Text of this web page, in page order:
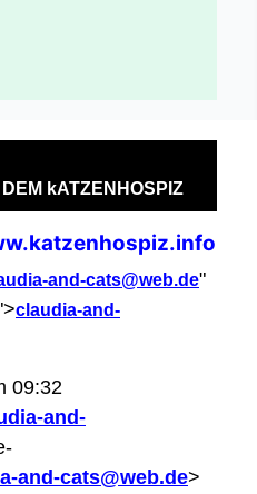
kATZENHOSPIZ
and-cats@web.de"
c laudia-and-
09:32
and-
and-cats@web.de>